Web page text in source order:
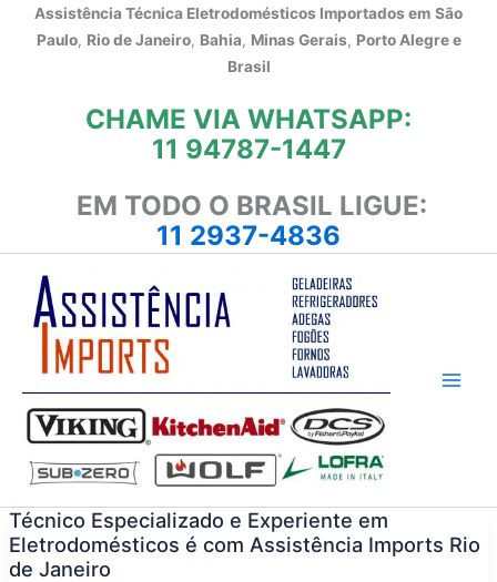
Assistência Técnica Eletrodomésticos Importados em São
Paulo, Rio de Janeiro, Bahia, Minas Gerais, Porto Alegre e
Brasil
CHAME VIA WHATSAPP:
11 94787-1447
EM TODO O BRASIL LIGUE:
11 2937-4836
Técnico Especializado e Experiente em
Eletrodomésticos é com Assistência Imports Rio
de Janeiro